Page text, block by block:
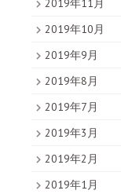
2019年11月
2019年10月
2019年9月
2019年8月
2019年7月
2019年3月
2019年2月
2019年1月